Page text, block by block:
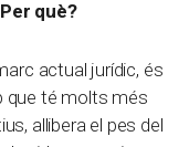
què?
actual jurídic, és
que té molts més
allibera el pes del